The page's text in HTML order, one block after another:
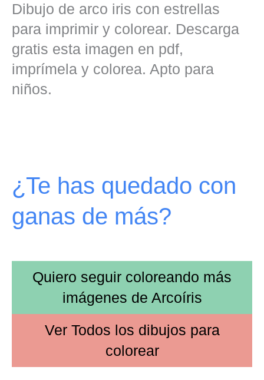
Dibujo de arco iris con estrellas
para imprimir y colorear. Descarga
gratis esta imagen en pdf,
imprímela y colorea. Apto para
niños.
¿Te has quedado con
ganas de más?
Quiero seguir coloreando más
imágenes de Arcoíris
Ver Todos los dibujos para
colorear